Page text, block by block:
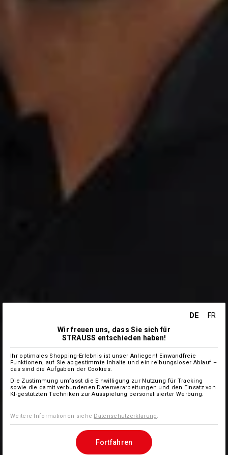
DE
FR
Wir freuen uns, dass Sie sich für
STRAUSS entschieden haben!
Ihr optimales Shopping-Erlebnis ist unser Anliegen! Einwandfreie
Funktionen, auf Sie abgestimmte Inhalte und ein reibungsloser Ablauf –
das sind die Aufgaben der Cookies.
Die Zustimmung umfasst die Einwilligung zur Nutzung für Tracking
sowie die damit verbundenen Datenverarbeitungen und den Einsatz von
KI-gestützten Techniken zur Ausspielung personalisierter Werbung.
Weitere Informationen siehe Datenschutzerklärung
Fortfahren